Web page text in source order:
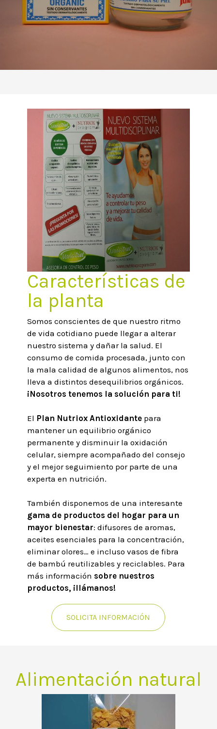
Características de
la planta
Somos conscientes de que nuestro ritmo
de vida cotidiano puede llegar a alterar
nuestro sistema y dañar la salud. El
consumo de comida procesada, junto con
la mala calidad de algunos alimentos, nos
lleva a distintos desequilibrios orgánicos.
¡Nosotros tenemos la solución para ti!
El Plan Nutriox Antioxidante para
mantener un equilibrio orgánico
permanente y disminuir la oxidación
celular, siempre acompañado del consejo
y el mejor seguimiento por parte de una
experta en nutrición.
También disponemos de una interesante
gama de productos del hogar para un
mayor bienestar: difusores de aromas,
aceites esenciales para la concentración,
eliminar olores… e incluso vasos de fibra
de bambú reutilizables y reciclables. Para
más información sobre nuestros
productos, ¡llámanos!
SOLICITA INFORMACIÓN
Alimentación natural